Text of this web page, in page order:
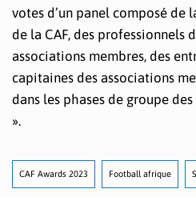
votes d’un panel composé de
de la CAF, des professionnels
associations membres, des
capitaines des associations
dans les phases de groupe
».
CAF Awards 2023 Football afrique